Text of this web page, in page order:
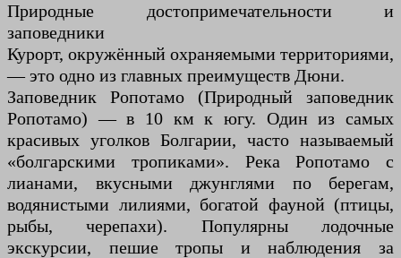
Природные достопримечательности и
заповедники
Курорт, окружённый охраняемыми территориями,
— это одно из главных преимуществ Дюни.
Заповедник Ропотамо (Природный заповедник
Ропотамо) — в 10 км к югу. Один из самых
красивых уголков Болгарии, часто называемый
«болгарскими тропиками». Река Ропотамо с
лианами, вкусными джунглями по берегам,
водянистыми лилиями, богатой фауной (птицы,
рыбы, черепахи). Популярны лодочные
экскурсии, пешие тропы и наблюдения за